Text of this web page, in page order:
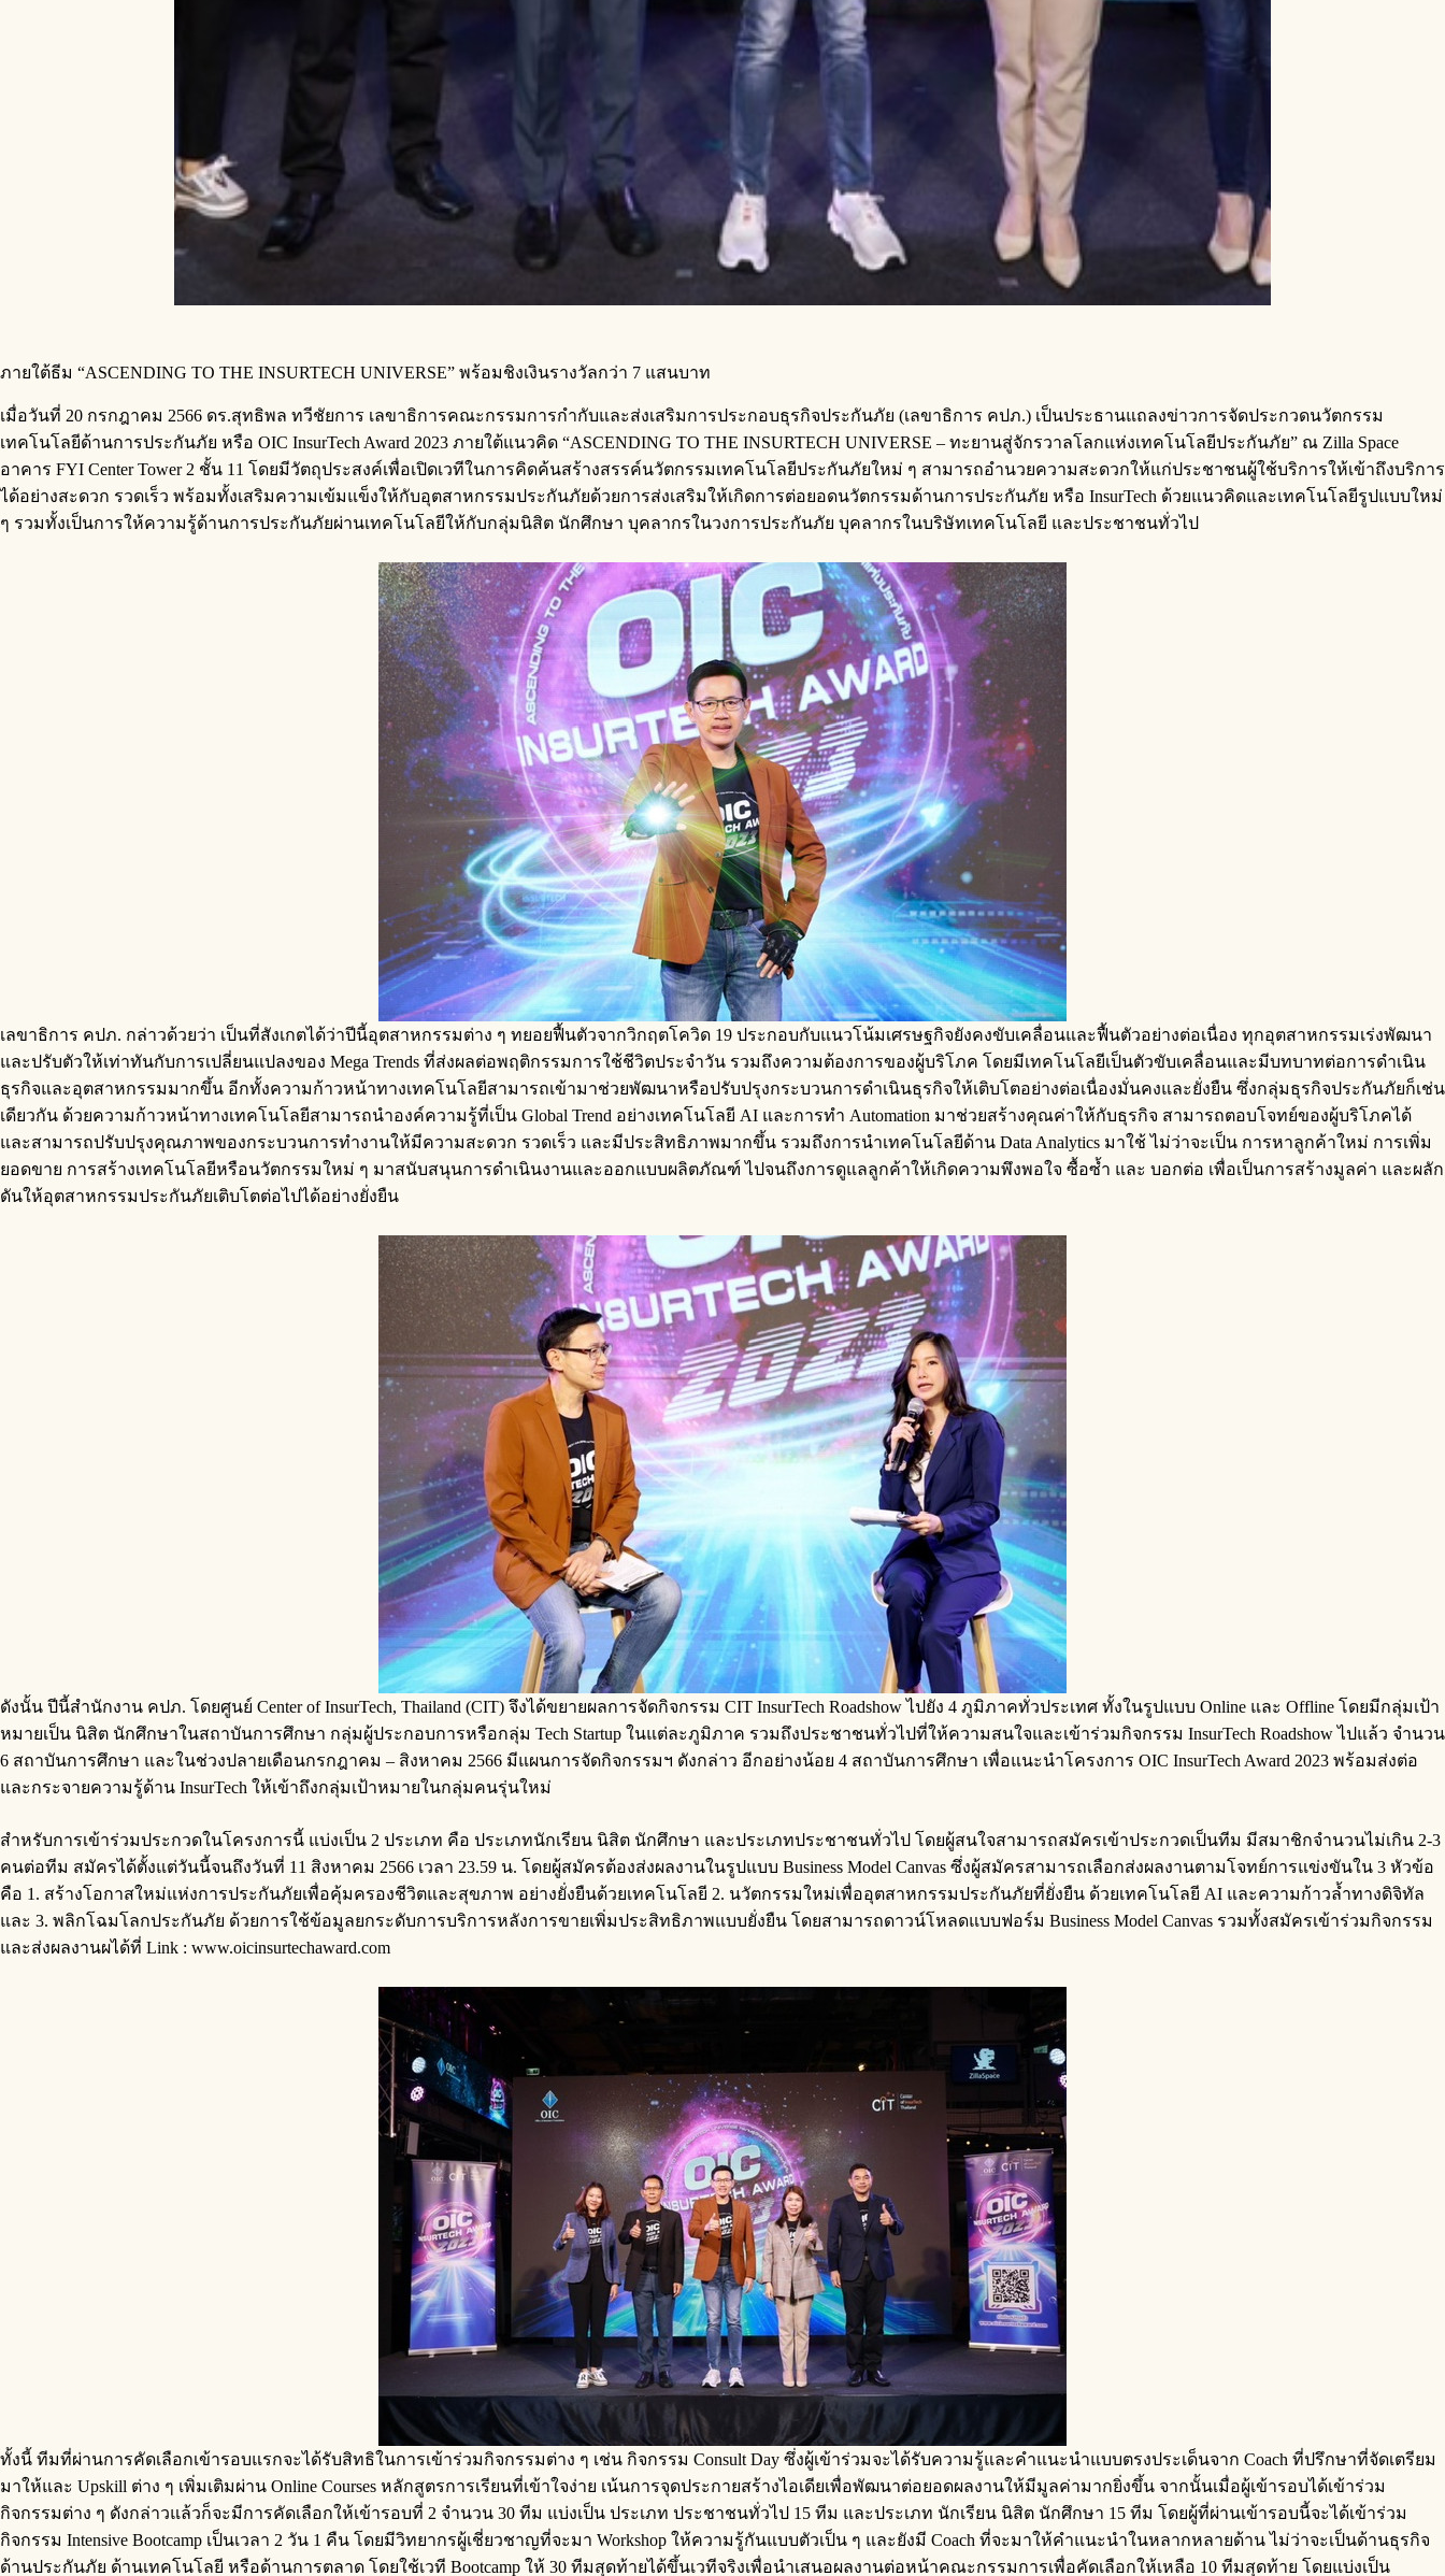
ภายใต้ธีม “ASCENDING TO THE INSURTECH UNIVERSE” พร้อมชิงเงินรางวัลกว่า 7 แสนบาท
เมื่อวันที่ 20 กรกฎาคม 2566 ดร.สุทธิพล ทวีชัยการ เลขาธิการคณะกรรมการกำกับและส่งเสริมการประกอบธุรกิจประกันภัย (เลขาธิการ คปภ.) เป็นประธานแถลงข่าวการจัดประกวดนวัตกรรม
เทคโนโลยีด้านการประกันภัย หรือ OIC InsurTech Award 2023 ภายใต้แนวคิด “ASCENDING TO THE INSURTECH UNIVERSE – ทะยานสู่จักรวาลโลกแห่งเทคโนโลยีประกันภัย” ณ Zilla Space
อาคาร FYI Center Tower 2 ชั้น 11 โดยมีวัตถุประสงค์เพื่อเปิดเวทีในการคิดค้นสร้างสรรค์นวัตกรรมเทคโนโลยีประกันภัยใหม่ ๆ สามารถอำนวยความสะดวกให้แก่ประชาชนผู้ใช้บริการให้เข้าถึงบริการ
ได้อย่างสะดวก รวดเร็ว พร้อมทั้งเสริมความเข้มแข็งให้กับอุตสาหกรรมประกันภัยด้วยการส่งเสริมให้เกิดการต่อยอดนวัตกรรมด้านการประกันภัย หรือ InsurTech ด้วยแนวคิดและเทคโนโลยีรูปแบบใหม่
ๆ รวมทั้งเป็นการให้ความรู้ด้านการประกันภัยผ่านเทคโนโลยีให้กับกลุ่มนิสิต นักศึกษา บุคลากรในวงการประกันภัย บุคลากรในบริษัทเทคโนโลยี และประชาชนทั่วไป
เลขาธิการ คปภ. กล่าวด้วยว่า เป็นที่สังเกตได้ว่าปีนี้อุตสาหกรรมต่าง ๆ ทยอยฟื้นตัวจากวิกฤตโควิด 19 ประกอบกับแนวโน้มเศรษฐกิจยังคงขับเคลื่อนและฟื้นตัวอย่างต่อเนื่อง ทุกอุตสาหกรรมเร่งพัฒนา
และปรับตัวให้เท่าทันกับการเปลี่ยนแปลงของ Mega Trends ที่ส่งผลต่อพฤติกรรมการใช้ชีวิตประจำวัน รวมถึงความต้องการของผู้บริโภค โดยมีเทคโนโลยีเป็นตัวขับเคลื่อนและมีบทบาทต่อการดำเนิน
ธุรกิจและอุตสาหกรรมมากขึ้น อีกทั้งความก้าวหน้าทางเทคโนโลยีสามารถเข้ามาช่วยพัฒนาหรือปรับปรุงกระบวนการดำเนินธุรกิจให้เติบโตอย่างต่อเนื่องมั่นคงและยั่งยืน ซึ่งกลุ่มธุรกิจประกันภัยก็เช่น
เดียวกัน ด้วยความก้าวหน้าทางเทคโนโลยีสามารถนำองค์ความรู้ที่เป็น Global Trend อย่างเทคโนโลยี AI และการทำ Automation มาช่วยสร้างคุณค่าให้กับธุรกิจ สามารถตอบโจทย์ของผู้บริโภคได้
และสามารถปรับปรุงคุณภาพของกระบวนการทำงานให้มีความสะดวก รวดเร็ว และมีประสิทธิภาพมากขึ้น รวมถึงการนำเทคโนโลยีด้าน Data Analytics มาใช้ ไม่ว่าจะเป็น การหาลูกค้าใหม่ การเพิ่ม
ยอดขาย การสร้างเทคโนโลยีหรือนวัตกรรมใหม่ ๆ มาสนับสนุนการดำเนินงานและออกแบบผลิตภัณฑ์ ไปจนถึงการดูแลลูกค้าให้เกิดความพึงพอใจ ซื้อซ้ำ และ บอกต่อ เพื่อเป็นการสร้างมูลค่า และผลัก
ดันให้อุตสาหกรรมประกันภัยเติบโตต่อไปได้อย่างยั่งยืน
ดังนั้น ปีนี้สำนักงาน คปภ. โดยศูนย์ Center of InsurTech, Thailand (CIT) จึงได้ขยายผลการจัดกิจกรรม CIT InsurTech Roadshow ไปยัง 4 ภูมิภาคทั่วประเทศ ทั้งในรูปแบบ Online และ Offline โดยมีกลุ่มเป้า
หมายเป็น นิสิต นักศึกษาในสถาบันการศึกษา กลุ่มผู้ประกอบการหรือกลุ่ม Tech Startup ในแต่ละภูมิภาค รวมถึงประชาชนทั่วไปที่ให้ความสนใจและเข้าร่วมกิจกรรม InsurTech Roadshow ไปแล้ว จำนวน
6 สถาบันการศึกษา และในช่วงปลายเดือนกรกฎาคม – สิงหาคม 2566 มีแผนการจัดกิจกรรมฯ ดังกล่าว อีกอย่างน้อย 4 สถาบันการศึกษา เพื่อแนะนำโครงการ OIC InsurTech Award 2023 พร้อมส่งต่อ
และกระจายความรู้ด้าน InsurTech ให้เข้าถึงกลุ่มเป้าหมายในกลุ่มคนรุ่นใหม่
สำหรับการเข้าร่วมประกวดในโครงการนี้ แบ่งเป็น 2 ประเภท คือ ประเภทนักเรียน นิสิต นักศึกษา และประเภทประชาชนทั่วไป โดยผู้สนใจสามารถสมัครเข้าประกวดเป็นทีม มีสมาชิกจำนวนไม่เกิน 2-3
คนต่อทีม สมัครได้ตั้งแต่วันนี้จนถึงวันที่ 11 สิงหาคม 2566 เวลา 23.59 น. โดยผู้สมัครต้องส่งผลงานในรูปแบบ Business Model Canvas ซึ่งผู้สมัครสามารถเลือกส่งผลงานตามโจทย์การแข่งขันใน 3 หัวข้อ
คือ 1. สร้างโอกาสใหม่แห่งการประกันภัยเพื่อคุ้มครองชีวิตและสุขภาพ อย่างยั่งยืนด้วยเทคโนโลยี 2. นวัตกรรมใหม่เพื่ออุตสาหกรรมประกันภัยที่ยั่งยืน ด้วยเทคโนโลยี AI และความก้าวล้ำทางดิจิทัล
และ 3. พลิกโฉมโลกประกันภัย ด้วยการใช้ข้อมูลยกระดับการบริการหลังการขายเพิ่มประสิทธิภาพแบบยั่งยืน โดยสามารถดาวน์โหลดแบบฟอร์ม Business Model Canvas รวมทั้งสมัครเข้าร่วมกิจกรรม
และส่งผลงานผได้ที่ Link : www.oicinsurtechaward.com
ทั้งนี้ ทีมที่ผ่านการคัดเลือกเข้ารอบแรกจะได้รับสิทธิในการเข้าร่วมกิจกรรมต่าง ๆ เช่น กิจกรรม Consult Day ซึ่งผู้เข้าร่วมจะได้รับความรู้และคำแนะนำแบบตรงประเด็นจาก Coach ที่ปรึกษาที่จัดเตรียม
มาให้และ Upskill ต่าง ๆ เพิ่มเติมผ่าน Online Courses หลักสูตรการเรียนที่เข้าใจง่าย เน้นการจุดประกายสร้างไอเดียเพื่อพัฒนาต่อยอดผลงานให้มีมูลค่ามากยิ่งขึ้น จากนั้นเมื่อผู้เข้ารอบได้เข้าร่วม
กิจกรรมต่าง ๆ ดังกล่าวแล้วก็จะมีการคัดเลือกให้เข้ารอบที่ 2 จำนวน 30 ทีม แบ่งเป็น ประเภท ประชาชนทั่วไป 15 ทีม และประเภท นักเรียน นิสิต นักศึกษา 15 ทีม โดยผู้ที่ผ่านเข้ารอบนี้จะได้เข้าร่วม
กิจกรรม Intensive Bootcamp เป็นเวลา 2 วัน 1 คืน โดยมีวิทยากรผู้เชี่ยวชาญที่จะมา Workshop ให้ความรู้กันแบบตัวเป็น ๆ และยังมี Coach ที่จะมาให้คำแนะนำในหลากหลายด้าน ไม่ว่าจะเป็นด้านธุรกิจ
ด้านประกันภัย ด้านเทคโนโลยี หรือด้านการตลาด โดยใช้เวที Bootcamp ให้ 30 ทีมสุดท้ายได้ขึ้นเวทีจริงเพื่อนำเสนอผลงานต่อหน้าคณะกรรมการเพื่อคัดเลือกให้เหลือ 10 ทีมสุดท้าย โดยแบ่งเป็น